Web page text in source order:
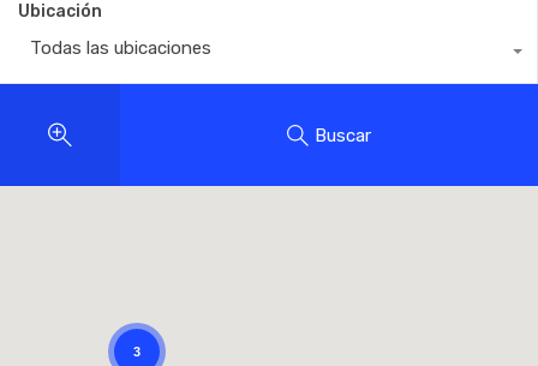
Ubicación
Todas las ubicaciones
Buscar
3